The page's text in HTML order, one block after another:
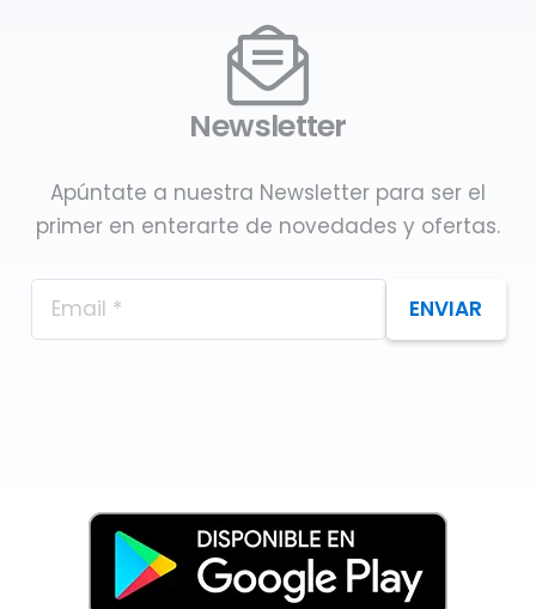
Newsletter
Apúntate a nuestra Newsletter para ser el
primer en enterarte de novedades y ofertas.
ENVIAR